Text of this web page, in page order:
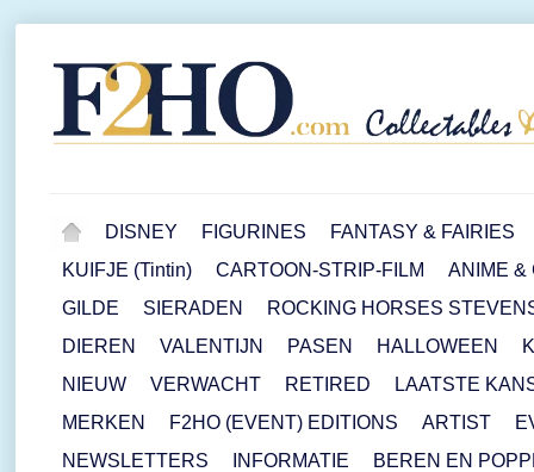
DISNEY FIGURINES
FANTASY & FAIRIES
KUIFJE (Tintin)
CARTOON-STRIP-FILM
ANIME &
GILDE
SIERADEN
ROCKING HORSES
DIEREN
VALENTIJN PASEN HALLOWEEN
NIEUW
VERWACHT RETIRED
LAATSTE
MERKEN
F2HO (EVENT) EDITIONS ARTIST
NEWSLETTERS
INFORMATIE BEREN EN